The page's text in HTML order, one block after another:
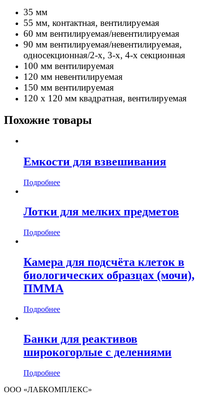
35 мм
55 мм, контактная, вентилируемая
60 мм вентилируемая/невентилируемая
90 мм вентилируемая/невентилируемая,
односекционная/2-х, 3-х, 4-х секционная
100 мм вентилируемая
120 мм невентилируемая
150 мм вентилируемая
120 х 120 мм квадратная, вентилируемая
Похожие товары
Емкости для взвешивания
Подробнее
Лотки для мелких предметов
Подробнее
Камера для подсчёта клеток в
биологических образцах (мочи),
ПММА
Подробнее
Банки для реактивов
широкогорлые с делениями
Подробнее
ООО «ЛАБКОМПЛЕКС»